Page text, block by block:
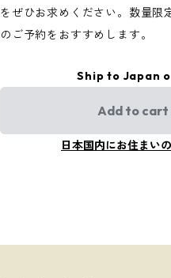
をぜひお求めください。数量限
のご予約をおすすめします。
Ship to Japan
Add to cart
日本国内にお住まい